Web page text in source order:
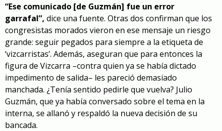
“Ese comunicado [de Guzmán] fue un error
garrafal”, dice una fuente. Otras dos confirman que los
congresistas morados vieron en ese mensaje un riesgo
grande: seguir pegados para siempre a la etiqueta de
‘vizcarristas’. Además, aseguran que para entonces la
figura de Vizcarra –contra quien ya se había dictado
impedimento de salida– les pareció demasiado
manchada. ¿Tenía sentido pedirle que vuelva? Julio
Guzmán, que ya había conversado sobre el tema en la
interna, se allanó y respaldó la nueva decisión de su
bancada.